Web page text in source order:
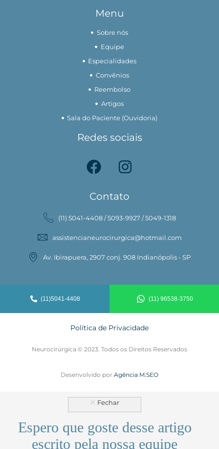
Menu
Sobre nós
Equipe
Especialidades
Convênios
Reembolso
Artigos
Sala do Paciente (Ouvidoria)
Redes sociais
Contato
(11) 5041-4408 / 5093-9927 / 5049-1318
assistencianeurocirurgica@hotmail.com
Av. Ibirapuera, 2907 conj. 908 Indianópolis - SP
(11)5041-4408 (11) 96538-3750
Política de Privacidade
Neurocirúrgica © 2023. Todos os Direitos Reservados
Desenvolvido por Agência M.SEO
Espero que goste desse artigo
escrito pela nossa equipe